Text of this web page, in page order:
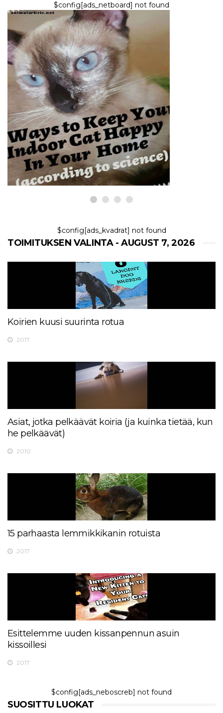
$config[ads_netboard] not found
KISSAT
5 tapaa pitää sisäkissasi
onnellinen
7,2026
$config[ads_kvadrat] not found
TOIMITUKSEN VALINTA - AUGUST 7, 2026
Koirien kuusi suurinta rotua
2017
Asiat, jotka pelkäävät koiria (ja kuinka tietää, kun
he pelkäävät)
2010
15 parhaasta lemmikkikanin rotuista
2017
Esittelemme uuden kissanpennun asuin
kissoillesi
2017
$config[ads_neboscreb] not found
SUOSITTU LUOKAT